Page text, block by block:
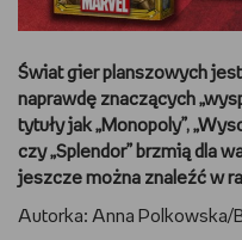
DBAM O URODĘ
TRENUJĘ
URZĄDZAM I DEKORUJĘ
Świat gier planszowych
naprawdę znaczących
tytuły jak „Monopoly”,
czy „Splendor” brzmią dla
jeszcze można znaleźć w
Autorka: Anna Polkowska/